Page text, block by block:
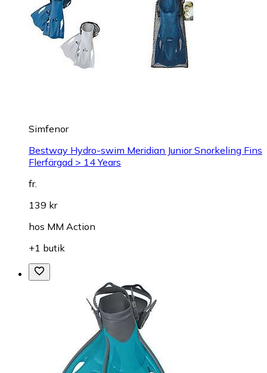
Simfenor
Bestway Hydro-swim Meridian Junior Snorkeling Fins
Flerfärgad > 14 Years
fr.
139 kr
hos MM Action
+1 butik